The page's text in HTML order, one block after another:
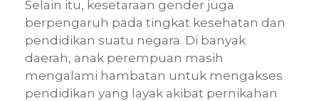
Selain itu, kesetaraan gender juga
berpengaruh pada tingkat kesehatan dan
pendidikan suatu negara. Di banyak
daerah, anak perempuan masih
mengalami hambatan untuk mengakses
pendidikan yang layak akibat pernikahan